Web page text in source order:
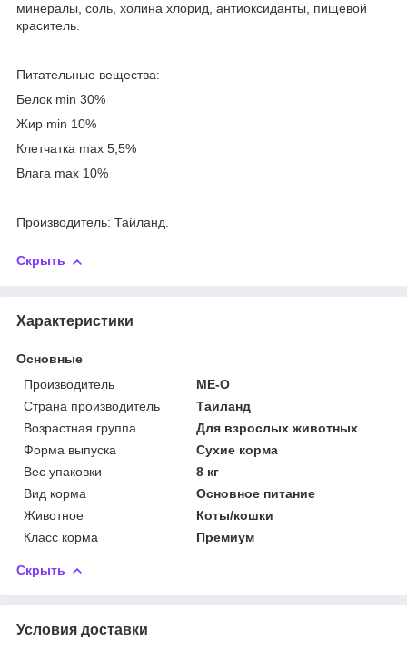
минералы, соль, холина хлорид, антиоксиданты, пищевой
краситель.
Питательные вещества:
Белок min 30%
Жир min 10%
Клетчатка max 5,5%
Влага max 10%
Производитель: Тайланд.
Скрыть
Характеристики
Основные
Производитель
ME-O
Страна производитель
Таиланд
Возрастная группа
Для взрослых животных
Форма выпуска
Сухие корма
Вес упаковки
8 кг
Вид корма
Основное питание
Животное
Коты/кошки
Класс корма
Премиум
Скрыть
Условия доставки